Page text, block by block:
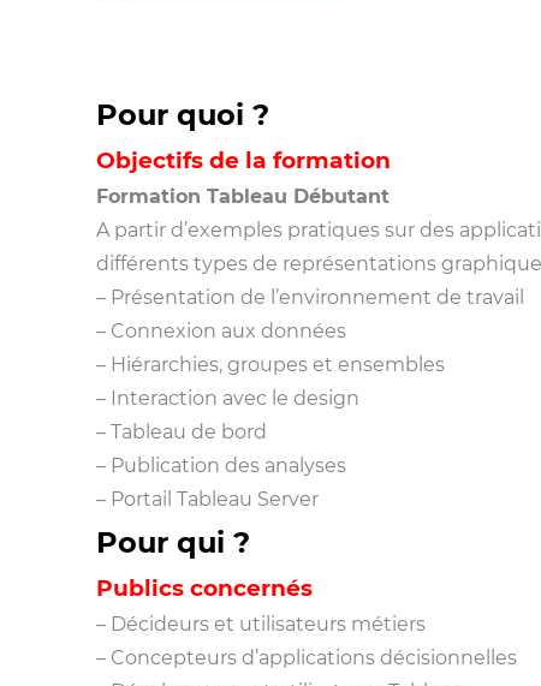
Pour quoi ?
Objectifs de la formation
Formation Tableau Débutant
A partir d’exemples pratiques sur des
différents types de représentations
– Présentation de l’environnement de travail
– Connexion aux données
– Hiérarchies, groupes et ensembles
– Interaction avec le design
– Tableau de bord
– Publication des analyses
– Portail Tableau Server
Pour qui ?
Publics concernés
– Décideurs et utilisateurs métiers
– Concepteurs d’applications décisionnelles